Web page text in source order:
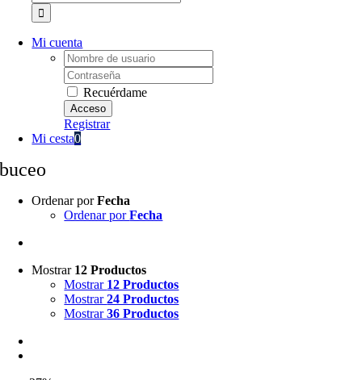
Mi cuenta
Username:
Password:
Recuérdame
Registrar
Mi cesta0
buceo
Ordenar porFecha
Ordenar porFecha
Mostrar 12 Productos
Mostrar 12 Productos
Mostrar24 Productos
Mostrar36 Productos